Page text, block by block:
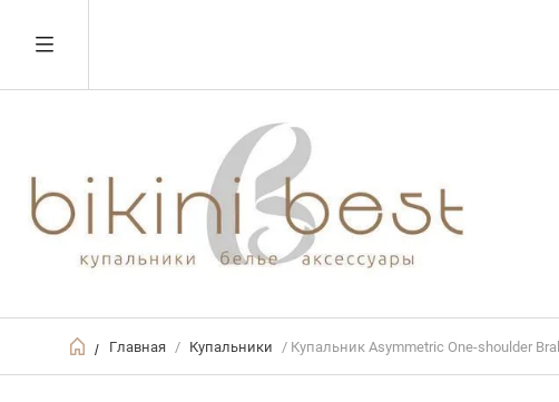
/ Главная / Купальники / Купальник Asymmetric One-shoulder